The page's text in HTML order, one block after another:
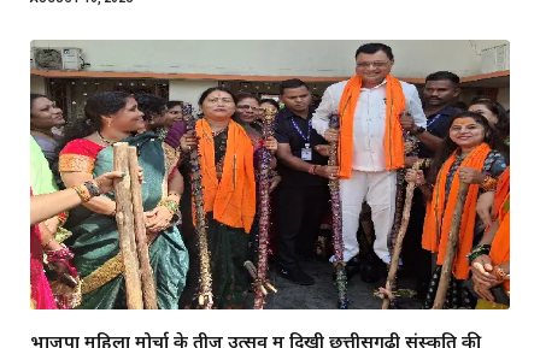
भाजपा महिला मोर्चा के तीज उत्सव में दिखी छत्तीसगढ़ी संस्कृति की